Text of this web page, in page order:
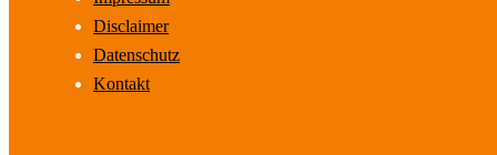
Disclaimer
Datenschutz
Kontakt